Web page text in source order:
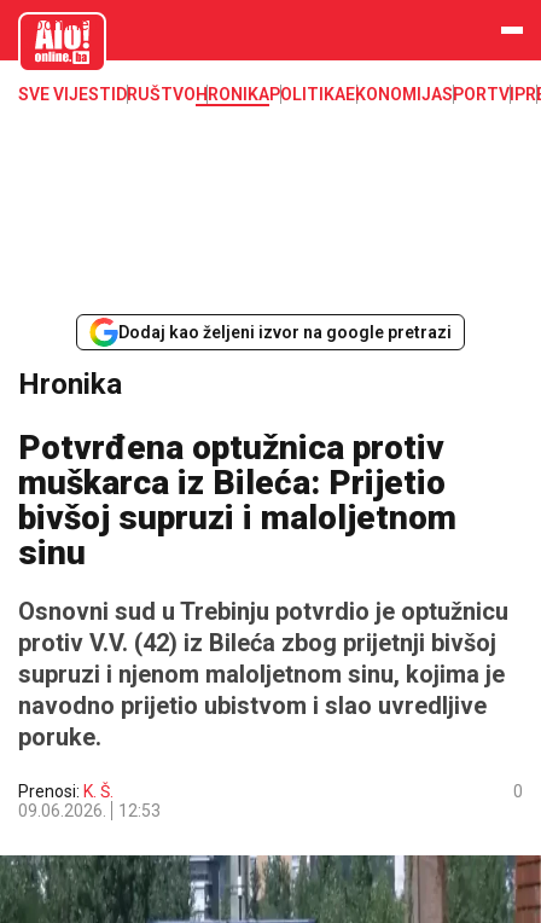
aloonline.b
SVE VIJESTI DRUŠTVOHRONIKAPOLITIKAEKONOMIJASPORTVIP
Dodaj kao željeni izvor na google pretrazi
Hronika
Potvrđena optužnica protiv
muškarca iz Bileća: Prijetio
bivšoj supruzi i maloljetnom
sinu
Osnovni sud u Trebinju potvrdio je optužnicu
protiv V.V. (42) iz Bileća zbog prijetnji bivšoj
supruzi i njenom maloljetnom sinu, kojima je
navodno prijetio ubistvom i slao uvredljive
poruke.
Prenosi: K. Š.
09.06.2026.
12:53
0